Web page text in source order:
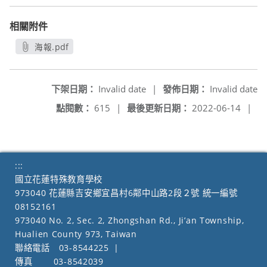
相關附件
海報.pdf
發佈日期： Invalid date
下架日期： Invalid date
|
最後更新日期： 2022-06-14 |
點閱數： 615 |
:::
國立花蓮特殊教育學校
973040 花蓮縣吉安鄉宜昌村6鄰中山路2段２號 統一編號
08152161
973040 No. 2, Sec. 2, Zhongshan Rd., Ji’an Township,
Hualien County 973, Taiwan
聯絡電話
03-8544225
|
傳真
03-8542039